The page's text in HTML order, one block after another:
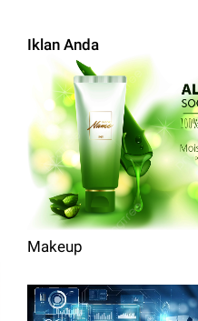
Iklan Anda
Makeup